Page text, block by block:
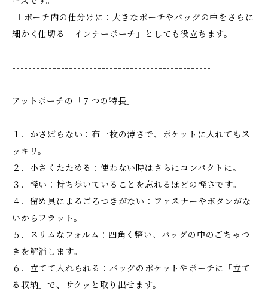
□ ポーチ内の仕分けに：大きなポーチやバッグの中をさらに
細かく仕切る「インナーポーチ」としても役立ちます。
-------------------------------------------------
アットポーチの「７つの特長」
１．かさばらない：布一枚の薄さで、ポケットに入れてもス
ッキリ。
２．小さくたためる：使わない時はさらにコンパクトに。
３．軽い：持ち歩いていることを忘れるほどの軽さです。
４．留め具によるごろつきがない：ファスナーやボタンがな
いからフラット。
５．スリムなフォルム：四角く整い、バッグの中のごちゃつ
きを解消します。
６．立てて入れられる：バッグのポケットやポーチに「立て
る収納」で、サクッと取り出せます。